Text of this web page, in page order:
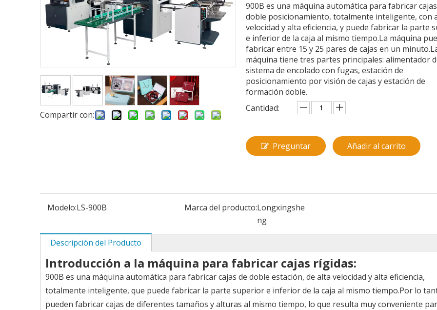
Compartir con:
900B es una máquina automática para fabricar
doble posicionamiento, totalmente inteligente, con
velocidad y alta eficiencia, y puede fabricar la parte
e inferior de la caja al mismo tiempo.La máquina
fabricar entre 15 y 25 pares de cajas en un
máquina tiene tres partes principales: alimentador
sistema de encolado con fugas, estación de
posicionamiento por visión de cajas y estación de
formación doble.
Cantidad:
Preguntar Añadir al carrito
Modelo:LS-900B Marca del producto:Longxingshe
ng
Descripción del Producto
Introducción a la máquina para fabricar cajas rígidas:
900B es una máquina automática para fabricar cajas de doble estación, de alta velocidad y alta eficiencia,
totalmente inteligente, que puede fabricar la parte superior e inferior de la caja al mismo tiempo.Por lo
pueden fabricar cajas de diferentes tamaños y alturas al mismo tiempo, lo que resulta muy conveniente